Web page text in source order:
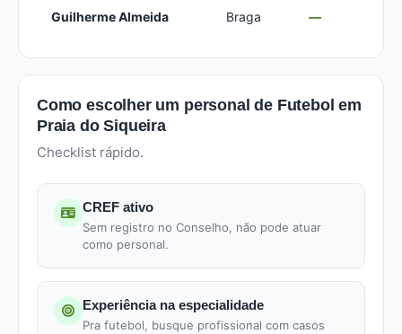
Guilherme Almeida Braga —
Como escolher um personal de Futebol em
Praia do Siqueira
Checklist rápido.
CREF ativo
Sem registro no Conselho, não pode atuar
como personal.
Experiência na especialidade
Pra futebol, busque profissional com casos